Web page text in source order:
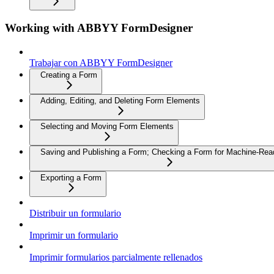
Working with ABBYY FormDesigner
Trabajar con ABBYY FormDesigner
Creating a Form
Adding, Editing, and Deleting Form Elements
Selecting and Moving Form Elements
Saving and Publishing a Form; Checking a Form for Machine-
Exporting a Form
Distribuir un formulario
Imprimir un formulario
Imprimir formularios parcialmente rellenados